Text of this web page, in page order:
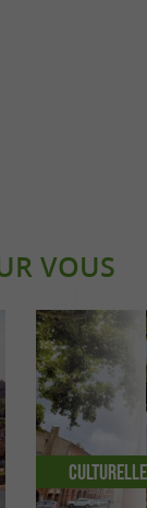
VOUS
Culturelle